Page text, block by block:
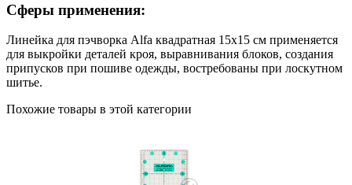
Сферы применения:
Линейка для пэчворка Alfa квадратная 15х15 см применяется
для выкройки деталей кроя, выравнивания блоков, создания
припусков при пошиве одежды, востребованы при лоскутном
шитье.
Похожие товары в этой категории